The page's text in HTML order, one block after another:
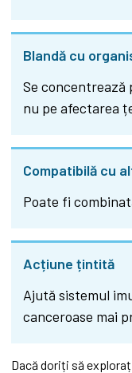
Blandă cu
Se concentrează
nu pe afectarea
Compatibilă cu
Poate fi
Acțiune țintită
Ajută sistemul
canceroase mai
Dacă doriți să